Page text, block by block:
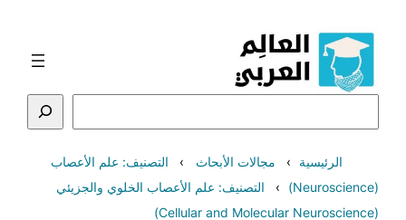
المحتوى
الرئيسية مجالات الأبحاث
التصنيف: علم الأعصاب
(Neuroscience)
التصنيف: علم الأعصاب الخلوي والجزيئي
(Cellular and Molecular Neuroscience)